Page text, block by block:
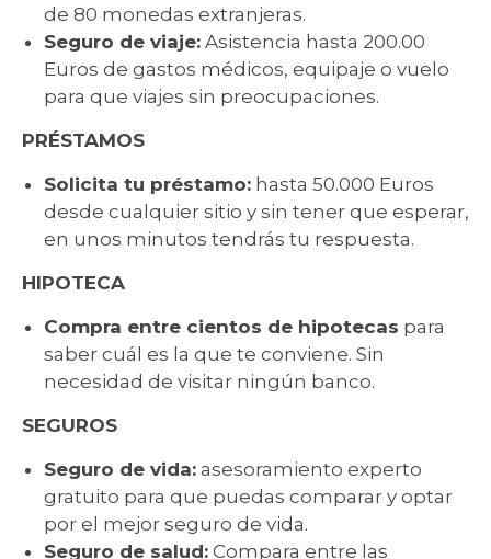
de 80 monedas extranjeras.
Seguro de viaje: Asistencia hasta 200.00
Euros de gastos médicos, equipaje o vuelo
para que viajes sin preocupaciones.
PRÉSTAMOS
Solicita tu préstamo: hasta 50.000 Euros
desde cualquier sitio y sin tener que esperar,
en unos minutos tendrás tu respuesta.
HIPOTECA
Compra entre cientos de hipotecas para
saber cuál es la que te conviene. Sin
necesidad de visitar ningún banco.
SEGUROS
Seguro de vida: asesoramiento experto
gratuito para que puedas comparar y optar
por el mejor seguro de vida.
Seguro de salud: Compara entre las